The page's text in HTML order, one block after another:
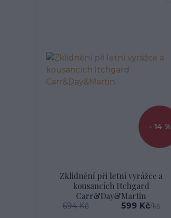
- 14 %
Zklidnění při letní vyrážce a
kousancích Itchgard
Carr&Day&Martin
694 Kč 599 Kč/ks